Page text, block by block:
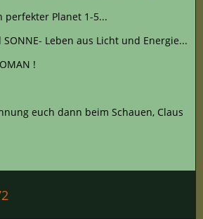
perfekter Planet 1-5...
Leben aus Licht und Energie...
!
euch dann beim Schauen, Claus